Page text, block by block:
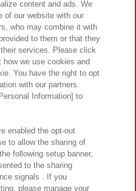
ティ サイトポリシー
クセシビリティ方針と検証結果
よくあるご質問・お問い合わせ
content and ads. We
of our website with our
who may combine it with
to them or that they
services. Please click
we use cookies and
You have the right to opt
with our partners.
Information] to
enabled the opt-out
to allow the sharing of
following setup banner,
to the sharing
signals . If you
please manage your